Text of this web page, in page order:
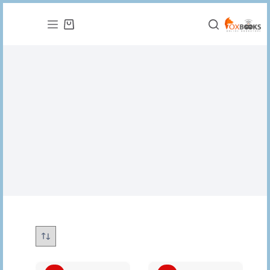
المحتوى
عربة